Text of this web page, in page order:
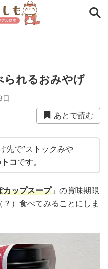
の備え まとめ
ム
事前対策
在宅避難
小学生 幼児 座談会
生理 発災直後
け 防災グッズ
られるおみやげ
あとで読む
先で”ストックみや
トコです。
カップスープ」の賞味期限
（？）食べてみることにしま